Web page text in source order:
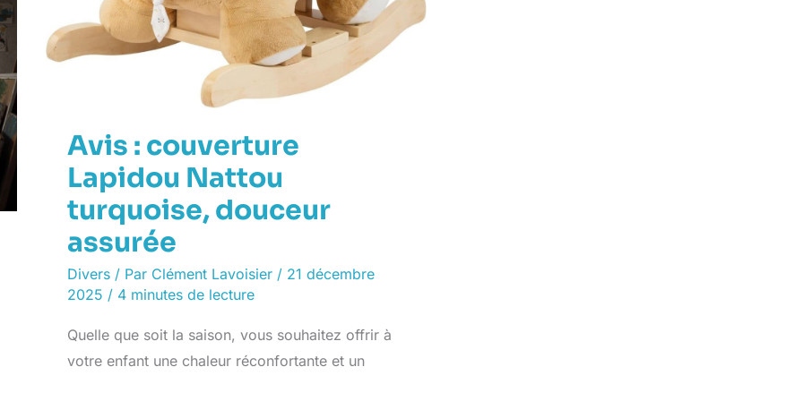
Avis : couverture
Lapidou Nattou
turquoise, douceur
assurée
Divers / Par Clément Lavoisier / 21 décembre
2025 / 4 minutes de lecture
Quelle que soit la saison, vous souhaitez offrir à
votre enfant une chaleur réconfortante et un